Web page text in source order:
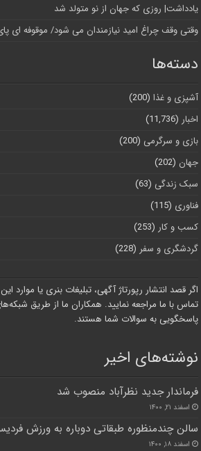
یادداشت| روزی که جهان از نو متولد شد
وقتی وقف چراغ امید نیازمندان می شود/ موقوفه ای
دسته‌ها
آشپزی و غذا (200)
اخبار (11,736)
بازی و سرگرمی (200)
جهان (202)
سبک زندگی (63)
فناوری (115)
کسب و کار (253)
گردشگری و سفر (228)
اگر قصد انتشار رپورتاژ آگهی، تبلیغات بنری یا موارد
تماس با ما مراجعه نمایید. همکاران ما از طریق
پاسخگویی به سوالات شما هستند.
نوشته‌های اخیر
فرماندار جدید نظرآباد منصوب شد
اسفند ۲۱, ۱۴۰۰
سالن چندمنظوره طبقاتی دوباره به ورزش
اسفند ۱۸, ۱۴۰۰